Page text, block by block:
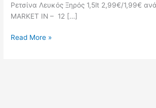
Ρετσίνα Λευκός Ξηρός 1,5lt 2,99€/1,99€
MARKET IN – 12 […]
Η
Read More »